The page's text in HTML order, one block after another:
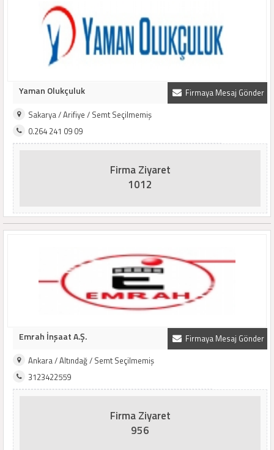
Firmaya Mesaj Gönder
Yaman Olukçuluk
Sakarya / Arifiye / Semt Seçilmemiş
0.264 241 09 09
Firma Ziyaret
1012
Firmaya Mesaj Gönder
Emrah İnşaat A.Ş.
Ankara / Altındağ / Semt Seçilmemiş
3123422559
Firma Ziyaret
956